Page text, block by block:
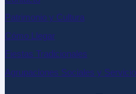
Patrimonio y Cultura
Cómo Llegar
Fiestas Tradicionales
Agrupaciones Sociales y